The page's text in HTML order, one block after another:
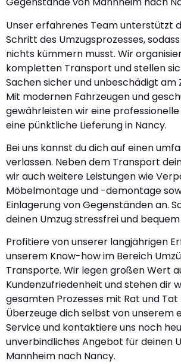
Unser erfahrenes Team unterstützt
Schritt des Umzugsprozesses,
nichts kümmern musst. Wir
kompletten Transport und stellen
Sachen sicher und unbeschädigt am
Mit modernen Fahrzeugen und
gewährleisten wir eine
eine pünktliche Lieferung in Nancy.
Bei uns kannst du dich auf einen
verlassen. Neben dem Transport
wir auch weitere Leistungen wie
Möbelmontage und -demontage
Einlagerung von Gegenständen an.
deinen Umzug stressfrei und
Profitiere von unserer langjährigen
unserem Know-how im Bereich
Transporte. Wir legen großen Wert
Kundenzufriedenheit und stehen dir
gesamten Prozesses mit Rat und Tat
Überzeuge dich selbst von unserem
Service und kontaktiere uns noch
unverbindliches Angebot für deinen
Mannheim nach Nancy.